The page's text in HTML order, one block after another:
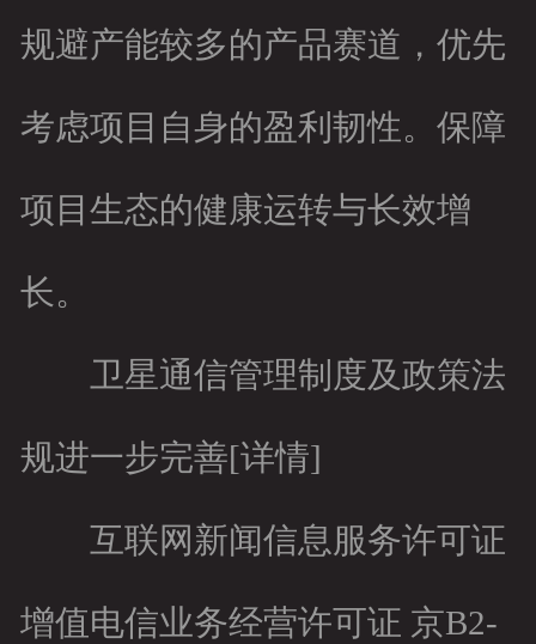
规避产能较多的产品赛道，优先
考虑项目自身的盈利韧性。保障
项目生态的健康运转与长效增
长。
卫星通信管理制度及政策法
规进一步完善[详情]
互联网新闻信息服务许可证
增值电信业务经营许可证 京B2-